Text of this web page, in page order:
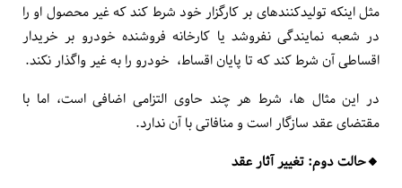
مثل این­که تولید­کننده­ای بر کارگزار خود شرط کند که غیر محصول او را
در شعبه نمایندگی نفروشد یا کارخانه فروشنده خودرو بر خریدار
اقساطی آن شرط کند که تا پایان اقساط، خودرو را به غیر واگذار نکند.
در این مثال ها، شرط هر چند حاوی التزامی اضافی است، اما با
مقتضای عقد سازگار است و منافاتی با آن ندارد.
🔸️حالت دوم: تغییر آثار عقد